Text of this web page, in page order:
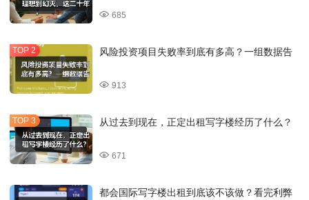
685
风险投资项目失败率到底有多高？一组数据告
913
从过去到现在，正定出租写字楼经历了什么？
671
都会国际写字楼出租到底该不该做？看完利弊